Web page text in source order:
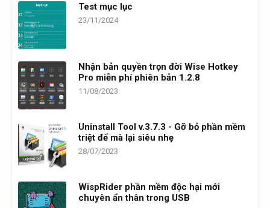
Test mục lục
23/11/2024
Nhận bản quyền trọn đời Wise Hotkey
Pro miễn phí phiên bản 1.2.8
11/08/2023
Uninstall Tool v.3.7.3 - Gỡ bỏ phần mềm
triệt để mà lại siêu nhẹ
28/07/2023
WispRider phần mềm độc hại mới
chuyên ẩn thân trong USB